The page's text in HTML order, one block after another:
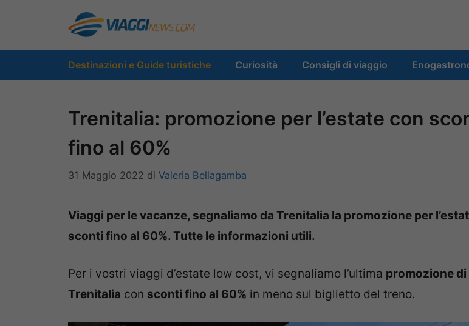
contenuto
Destinazioni e Guide turistiche Curiosità Consigli di viaggio
Trenitalia: promozione per l’estate con
fino al 60%
31 Maggio 2022 di Valeria Bellagamba
Viaggi per le vacanze, segnaliamo da Trenitalia la promozione per
sconti fino al 60%. Tutte le informazioni utili.
Per i vostri viaggi d’estate low cost, vi segnaliamo l’ultima promozione di
Trenitalia con sconti fino al 60% in meno sul biglietto del treno.